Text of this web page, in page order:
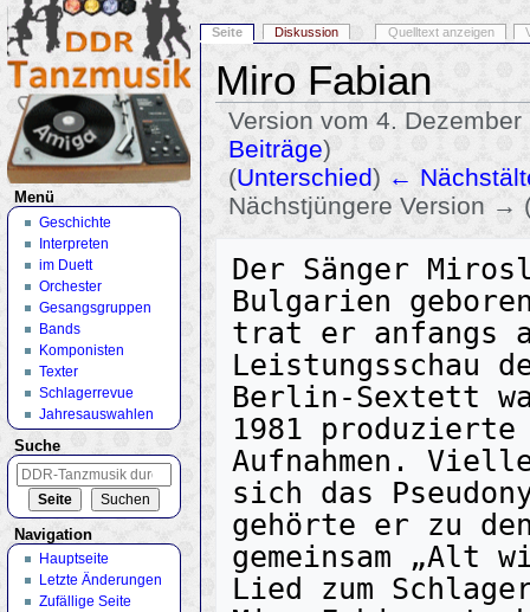
Miro Fabian
Version vom 4.
Beiträge)
(Unterschied) ←
Nächstjüngere Version →
Der Sänger
Bulgarien
trat er anfangs
Leistungsschau
Berlin-Sextett
1981
Aufnahmen.
sich das
gehörte er zu
gemeinsam „Alt
Lied zum
Seite Diskussion Quelltext anzeigen
Menü
Geschichte
Interpreten
im Duett
Orchester
Gesangsgruppen
Bands
Komponisten
Texter
Schlagerrevue
Jahresauswahlen
Suche
Navigation
Hauptseite
Letzte Änderungen
Zufällige Seite